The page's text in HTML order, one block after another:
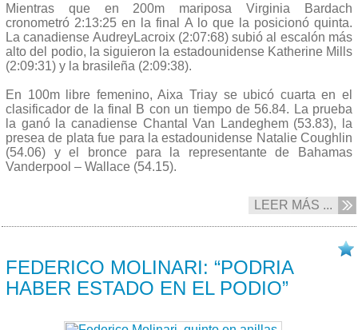
Mientras que en 200m mariposa Virginia Bardach
cronometró 2:13:25 en la final A lo que la posicionó quinta.
La canadiense AudreyLacroix (2:07:68) subió al escalón más
alto del podio, la siguieron la estadounidense Katherine Mills
(2:09:31) y la brasileña (2:09:38).
En 100m libre femenino, Aixa Triay se ubicó cuarta en el
clasificador de la final B con un tiempo de 56.84. La prueba
la ganó la canadiense Chantal Van Landeghem (53.83), la
presea de plata fue para la estadounidense Natalie Coughlin
(54.06) y el bronce para la representante de Bahamas
Vanderpool – Wallace (54.15).
LEER MÁS ...
FEDERICO MOLINARI: “PODRIA
HABER ESTADO EN EL PODIO”